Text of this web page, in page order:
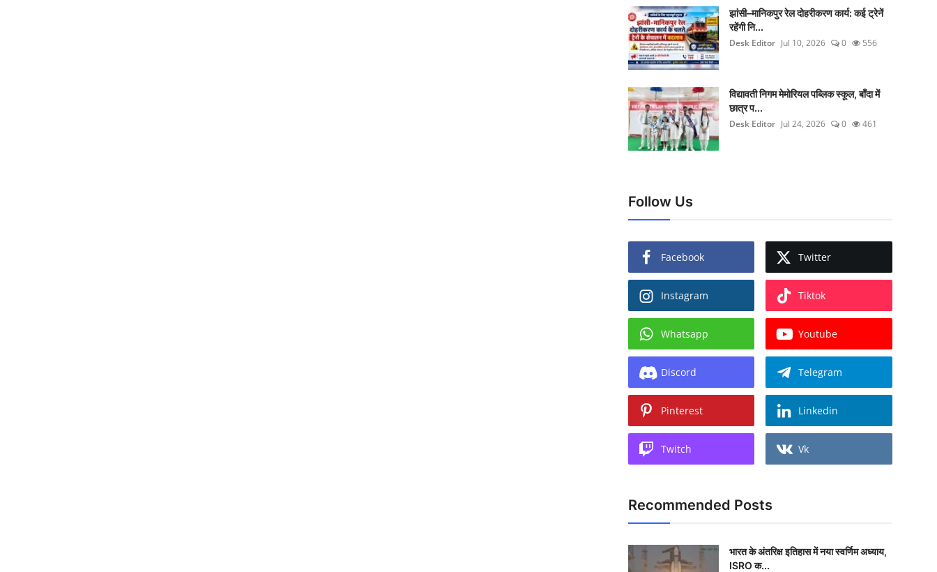
झांसी–मानिकपुर रेल दोहरीकरण कार्य: कई ट्रेनें
रहेंगी नि...
Desk Editor Jul 10, 2026 0 556
विद्यावती निगम मेमोरियल पब्लिक स्कूल, बाँदा में
छात्र प...
Desk Editor Jul 24, 2026 0 461
Follow Us
Facebook Twitter
Instagram Tiktok
Whatsapp Youtube
Discord Telegram
Pinterest Linkedin
Twitch Vk
Recommended Posts
भारत के अंतरिक्ष इतिहास में नया स्वर्णिम अध्याय,
ISRO क...